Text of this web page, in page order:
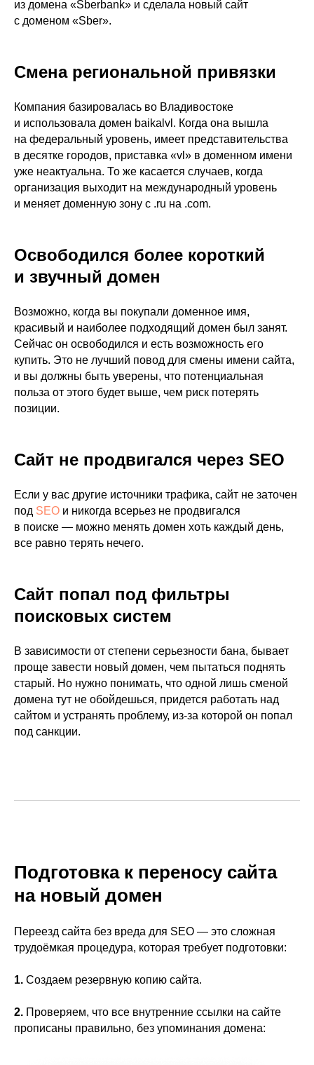
из домена «Sberbank» и сделала новый сайт
с доменом «Sber».
Смена региональной привязки
Компания базировалась во Владивостоке
и использовала домен baikalvl. Когда она вышла
на федеральный уровень, имеет представительства
в десятке городов, приставка «vl» в доменном имени
уже неактуальна. То же касается случаев, когда
организация выходит на международный уровень
и меняет доменную зону с .ru на .com.
Освободился более короткий
и звучный домен
Возможно, когда вы покупали доменное имя,
красивый и наиболее подходящий домен был занят.
Сейчас он освободился и есть возможность его
купить. Это не лучший повод для смены имени сайта,
и вы должны быть уверены, что потенциальная
польза от этого будет выше, чем риск потерять
позиции.
Сайт не продвигался через SEO
Если у вас другие источники трафика, сайт не заточен
под SEO и никогда всерьез не продвигался
в поиске — можно менять домен хоть каждый день,
все равно терять нечего.
Сайт попал под фильтры
поисковых систем
В зависимости от степени серьезности бана, бывает
проще завести новый домен, чем пытаться поднять
старый. Но нужно понимать, что одной лишь сменой
домена тут не обойдешься, придется работать над
сайтом и устранять проблему, из-за которой он попал
под санкции.
Подготовка к переносу сайта
на новый домен
Переезд сайта без вреда для SEO — это сложная
трудоёмкая процедура, которая требует подготовки:
1. Создаем резервную копию сайта.
2. Проверяем, что все внутренние ссылки на сайте
прописаны правильно, без упоминания домена: